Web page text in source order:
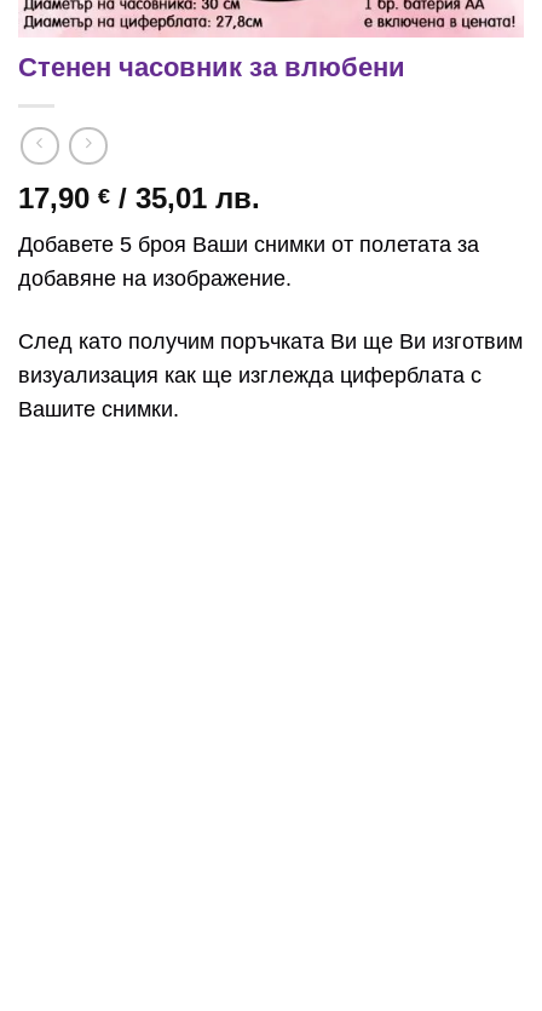
Стенен часовник за влюбени
17,90 € / 35,01 лв.
Добавете 5 броя Ваши снимки от полетата за
добавяне на изображение.
След като получим поръчката Ви ще Ви изготвим
визуализация как ще изглежда циферблата с
Вашите снимки.